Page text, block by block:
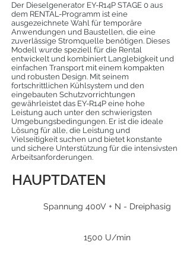
Der Dieselgenerator EY-R14P STAGE 0 aus
dem RENTAL-Programm ist eine
ausgezeichnete Wahl für temporäre
Anwendungen und Baustellen, die eine
zuverlässige Stromquelle benötigen. Dieses
Modell wurde speziell für die Rental
entwickelt und kombiniert Langlebigkeit und
einfachen Transport mit einem kompakten
und robusten Design. Mit seinem
fortschrittlichen Kühlsystem und den
eingebauten Schutzvorrichtungen
gewährleistet das EY-R14P eine hohe
Leistung auch unter den schwierigsten
Umgebungsbedingungen. Er ist die ideale
Lösung für alle, die Leistung und
Vielseitigkeit suchen und bietet konstante
und sichere Unterstützung für die intensivsten
Arbeitsanforderungen.
HAUPTDATEN
Spannung 400V + N - Dreiphasig
1500 U/min